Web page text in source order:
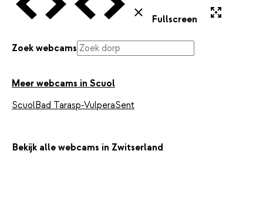
Sluiten
Fullscreen
Zoek webcams
Meer webcams in Scuol
ScuolBad Tarasp-VulperaSent
Bekijk alle webcams in Zwitserland